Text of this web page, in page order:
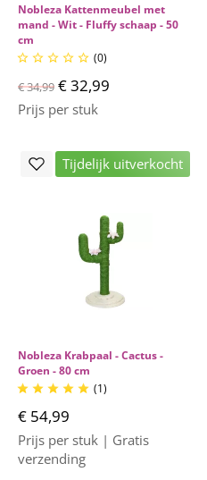
Nobleza Kattenmeubel met
mand - Wit - Fluffy schaap - 50
cm
     (0)
€ 34,99 € 32,99
Prijs per stuk
Tijdelijk uitverkocht
Nobleza Krabpaal - Cactus -
Groen - 80 cm
     (1)
€ 54,99
Prijs per stuk | Gratis
verzending